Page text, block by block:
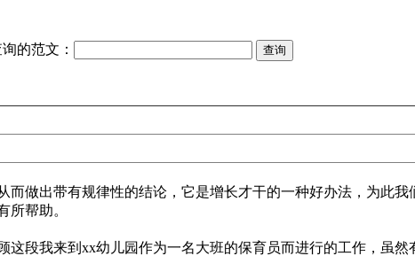
的范文：
做出带有规律性的结论，它是增长才干的一种好办法，为此我
所帮助。
段我来到xx幼儿园作为一名大班的保育员而进行的工作，虽